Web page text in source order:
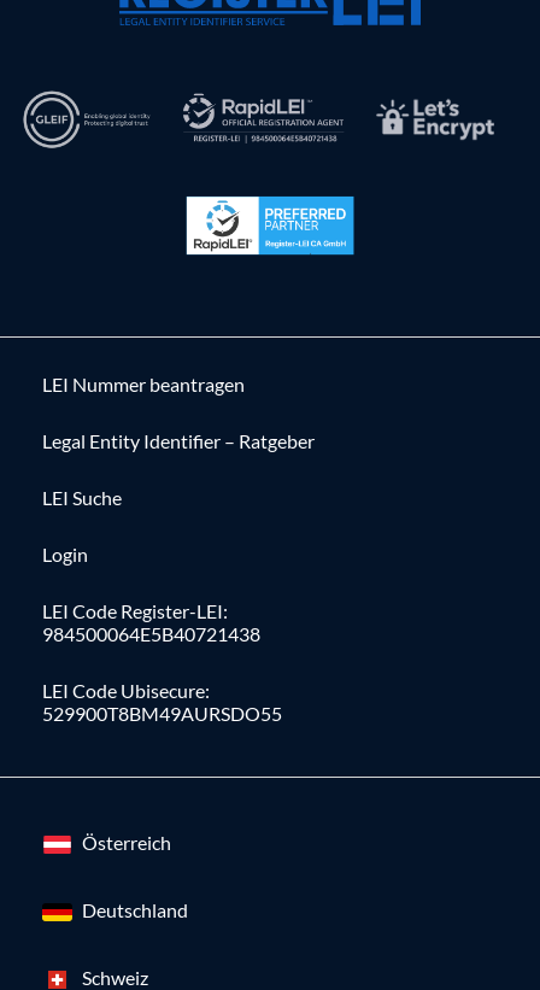
LEI Nummer beantragen
Legal Entity Identifier – Ratgeber
LEI Suche
Login
LEI Code Register-LEI:
984500064E5B40721438
LEI Code Ubisecure:
529900T8BM49AURSDO55
Österreich
Deutschland
Schweiz